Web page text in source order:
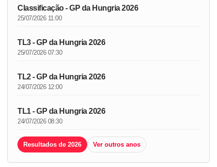
Classificação - GP da Hungria 2026
25/07/2026 11:00
TL3 - GP da Hungria 2026
25/07/2026 07:30
TL2 - GP da Hungria 2026
24/07/2026 12:00
TL1 - GP da Hungria 2026
24/07/2026 08:30
Resultados de 2026 Ver outros anos